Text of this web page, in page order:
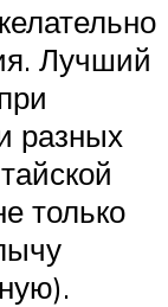
Лучший
разных
только